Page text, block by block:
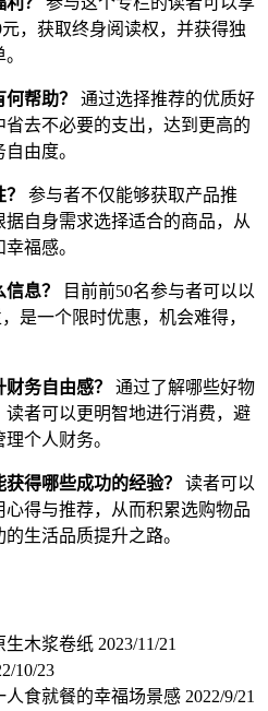
，获取终身阅读权，并获得独
帮助？
通过选择推荐的优质好
去不必要的支出，达到更高的
由度。
参与者不仅能够获取产品推
自身需求选择适合的商品，从
福感。
息？
目前前50名参与者可以以
是一个限时优惠，机会难得，
务自由感？
通过了解哪些好物
读者可以更明智地进行消费，避
个人财务。
得哪些成功的经验？
读者可以
得与推荐，从而积累选购物品
生活品质提升之路。
生木浆卷纸 2023/11/21
10/23
食就餐的幸福场景感 2022/9/21